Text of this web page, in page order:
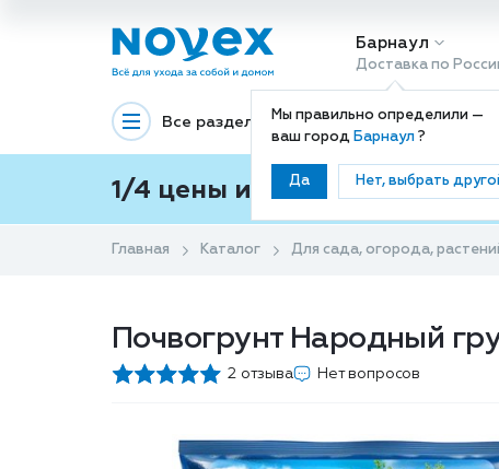
Барнаул
Доставка по
Мы правильно определили —
ваш город Барнаул?
Да Нет, выбрать
Все разделы Декоративная косметика
1/4 цены и покупки ваши с
Главная Каталог Для сада, огорода,
Почвогрунт Народный
2 отзыва Нет вопросов